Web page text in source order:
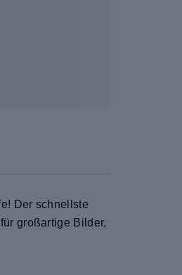
Der schnellste
großartige Bilder,